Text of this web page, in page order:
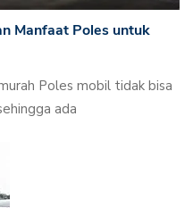
Manfaat Poles untuk
Poles mobil tidak bisa
ada